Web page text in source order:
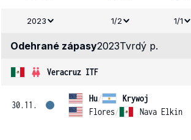
2023 1/2 1/1
Odehrané zápasy2023Tvrdý p.
Veracruz ITF
30.11.
Hu/
Krywoj
Flores/ Nava Elkin